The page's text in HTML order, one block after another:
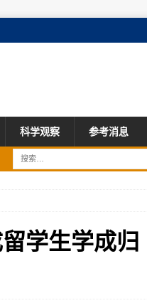
科学观察 参考消息
学生学成归